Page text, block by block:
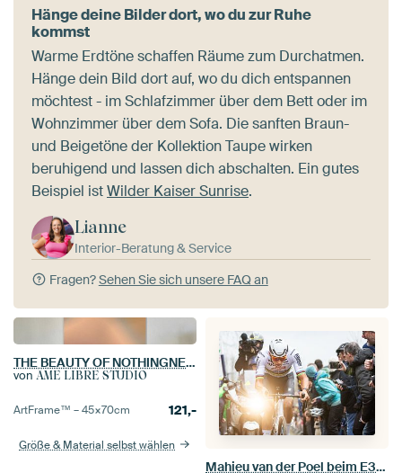
Hänge deine Bilder dort, wo du zur Ruhe
kommst
Warme Erdtöne schaffen Räume zum Durchatmen.
Hänge dein Bild dort auf, wo du dich entspannen
möchtest - im Schlafzimmer über dem Bett oder im
Wohnzimmer über dem Sofa. Die sanften Braun-
und Beigetöne der Kollektion Taupe wirken
beruhigend und lassen dich abschalten. Ein gutes
Beispiel istWilder Kaiser Sunrise.
Lianne
Interior-Beratung & Service
Fragen?Sehen Sie sich unsere FAQ an
THE BEAUTY OF NOTHINGNESS
von ÂME LIBRE STUDIO
ArtFrame™ –45×70cm 121,-
Größe & Material selbst wählen
Mahieu van der Poel beim E3-Preis